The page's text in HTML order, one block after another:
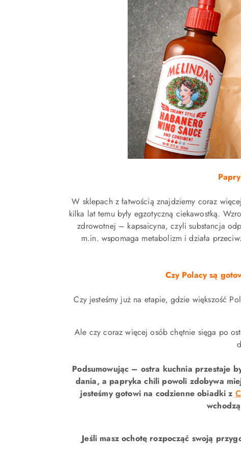
W sklepach z łatwością znajdziemy coraz
kilka lat temu były egzotyczną ciekawostką.
zdrowotnej – kapsaicyna, czyli substancja
m.in. wspomaga metabolizm i działa
Czy Polacy są
Czy jesteśmy już na etapie, gdzie większość
Ale czy coraz więcej osób chętnie sięga po
Podsumowując – ostra kuchnia przestaje
dania, a papryka chili powoli zdobywa
jesteśmy gotowi na codzienne obiadki z
Jeśli masz ochotę rozpocząć swoją